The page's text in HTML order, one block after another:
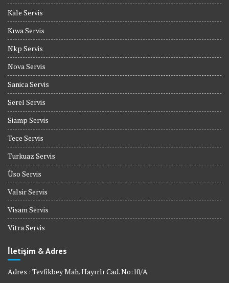
Kale Servis
Kıwa Servis
Nkp Servis
Nova Servis
Sanica Servis
Serel Servis
Siamp Servis
Tece Servis
Turkuaz Servis
Üso Servis
Valsir Servis
Visam Servis
Vitra Servis
İletişim & Adres
Adres : Tevfikbey Mah. Hayırlı Cad. No:10/A